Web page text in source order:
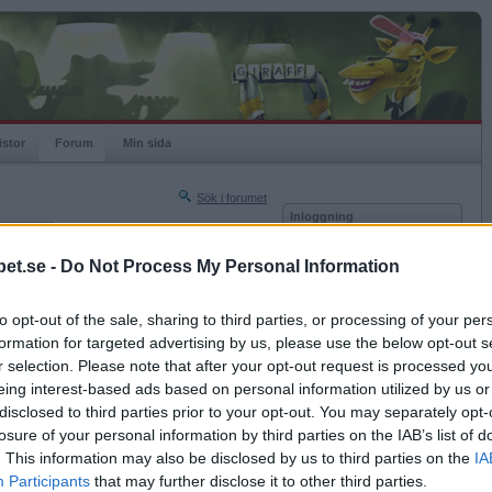
- Do Not Process My Personal Information
opt-out of the sale, sharing to third parties, or processing of your
for targeted advertising by us, please use the below opt-out
selection. Please note that after your opt-out request is processed
interest-based ads based on personal information utilized by us
to third parties prior to your opt-out. You may separately
of your personal information by third parties on the IAB’s list of
This information may also be disclosed by us to third parties on the
Participants that may further disclose it to other third parties.
Forum Min sida
Sök i forumet
Nästa sida »
2019-04-15 20:41
Inloggning
Kom ihåg mig
Glömt ditt lösenord?
Få ny aktiveringslänk
Betapet är gratis!